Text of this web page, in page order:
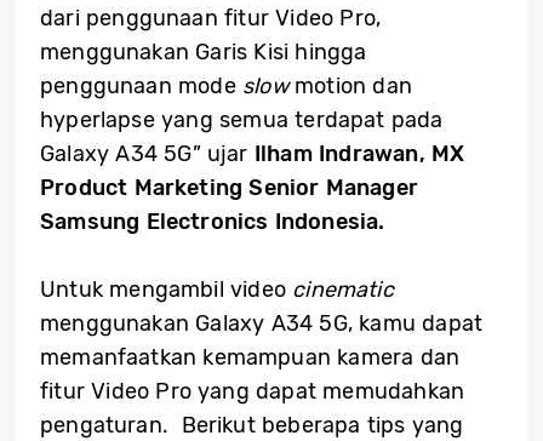
dari penggunaan fitur Video Pro,
menggunakan Garis Kisi hingga
penggunaan mode slowmotion dan
hyperlapse yang semua terdapat pada
Galaxy A34 5G” ujar Ilham Indrawan, MX
Product Marketing Senior Manager
Samsung Electronics Indonesia.
Untuk mengambil video cinematic
menggunakan Galaxy A34 5G, kamu dapat
memanfaatkan kemampuan kamera dan
fitur Video Pro yang dapat memudahkan
pengaturan. Berikut beberapa tips yang